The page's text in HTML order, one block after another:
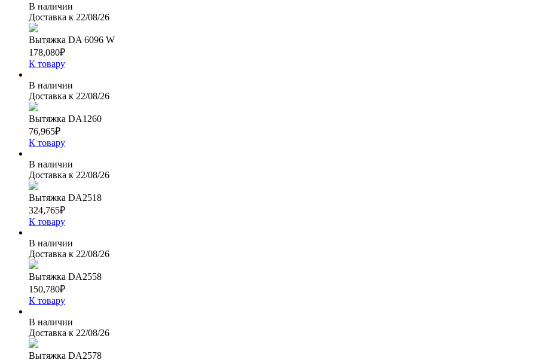
В наличии
Доставка к 22/08/26
Вытяжка DA 6096 W
178,080₽
К товару
В наличии
Доставка к 22/08/26
Вытяжка DA1260
76,965₽
К товару
В наличии
Доставка к 22/08/26
Вытяжка DA2518
324,765₽
К товару
В наличии
Доставка к 22/08/26
Вытяжка DA2558
150,780₽
К товару
В наличии
Доставка к 22/08/26
Вытяжка DA2578